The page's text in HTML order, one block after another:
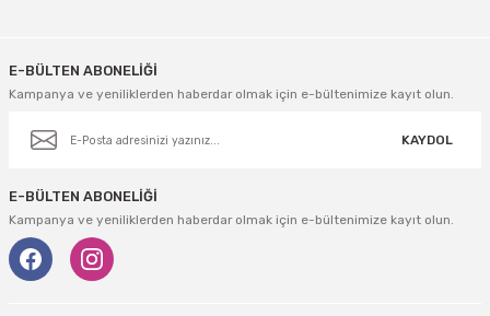
E-BÜLTEN ABONELİĞİ
Kampanya ve yeniliklerden haberdar olmak için e-bültenimize kayıt olun.
KAYDOL
E-BÜLTEN ABONELİĞİ
Kampanya ve yeniliklerden haberdar olmak için e-bültenimize kayıt olun.